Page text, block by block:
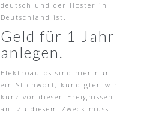
deutsch und der Hoster in
Deutschland ist.
Geld für 1 Jahr
anlegen.
Elektroautos sind hier nur
ein Stichwort, kündigten wir
kurz vor diesen Ereignissen
an. Zu diesem Zweck muss